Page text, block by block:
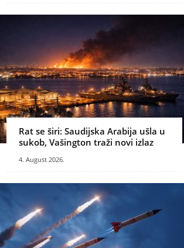
Rat se širi: Saudijska Arabija ušla u
sukob, Vašington traži novi izlaz
4. August 2026.